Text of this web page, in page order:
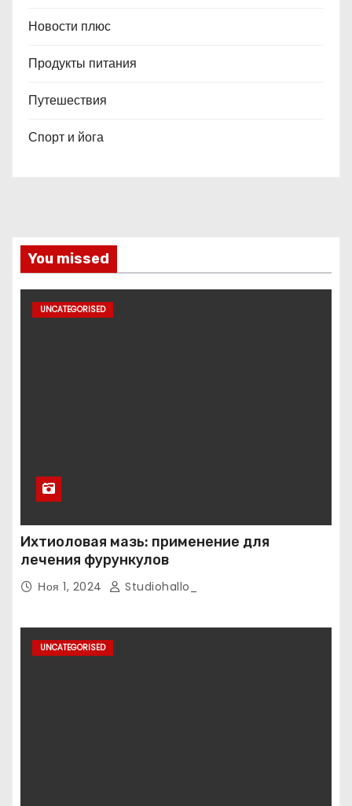
Новости плюс
Продукты питания
Путешествия
Спорт и йога
You missed
UNCATEGORISED
Ихтиоловая мазь: применение для
лечения фурункулов
Ноя 1, 2024 Studiohallo_
UNCATEGORISED